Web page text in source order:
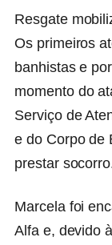
Resgate
Os primeiros
banhistas e
momento do
Serviço de
e do Corpo de
prestar
Marcela foi
Alfa e, devido